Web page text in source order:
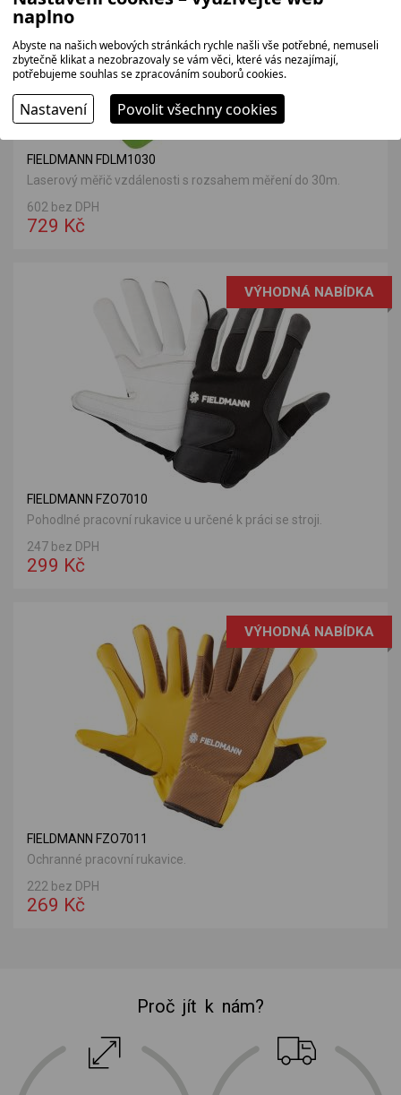
FIELDMANN FDLM1030
Laserový měřič vzdálenosti s rozsahem měření do 30m.
602 bez DPH
729 Kč
VÝHODNÁ NABÍDKA
FIELDMANN FZO7010
Pohodlné pracovní rukavice u určené k práci se stroji.
247 bez DPH
299 Kč
VÝHODNÁ NABÍDKA
FIELDMANN FZO7011
Ochranné pracovní rukavice.
222 bez DPH
269 Kč
Proč jít k nám?
naplno
Abyste na našich webových stránkách rychle našli vše potřebné, nemuseli
zbytečně klikat a nezobrazovaly se vám věci, které vás nezajímají,
potřebujeme souhlas se zpracováním souborů cookies.
Nastavení Povolit všechny cookies